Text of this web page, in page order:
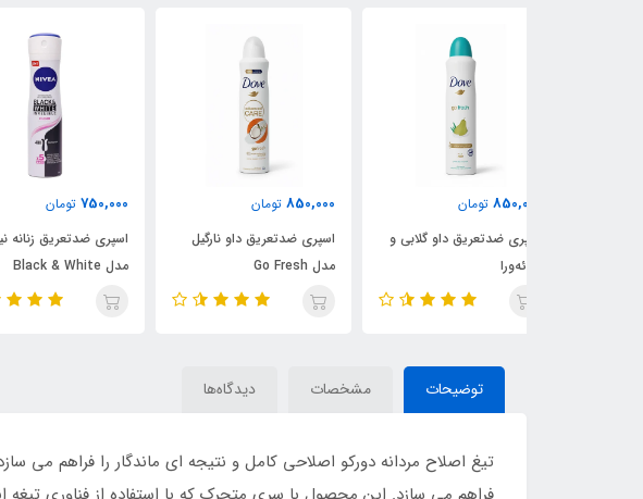
850,000
اسپری ضدتعریق داو نارگیل
مدل Go Fresh
750,000
اسپری ضدتعریق زنانه نیوا
مدل Black & White
Invisible Clear
190,000 تومان
تیغ اصلاح صورت و
دو عددی
توضیحات مشخصات دیدگاه‌ها